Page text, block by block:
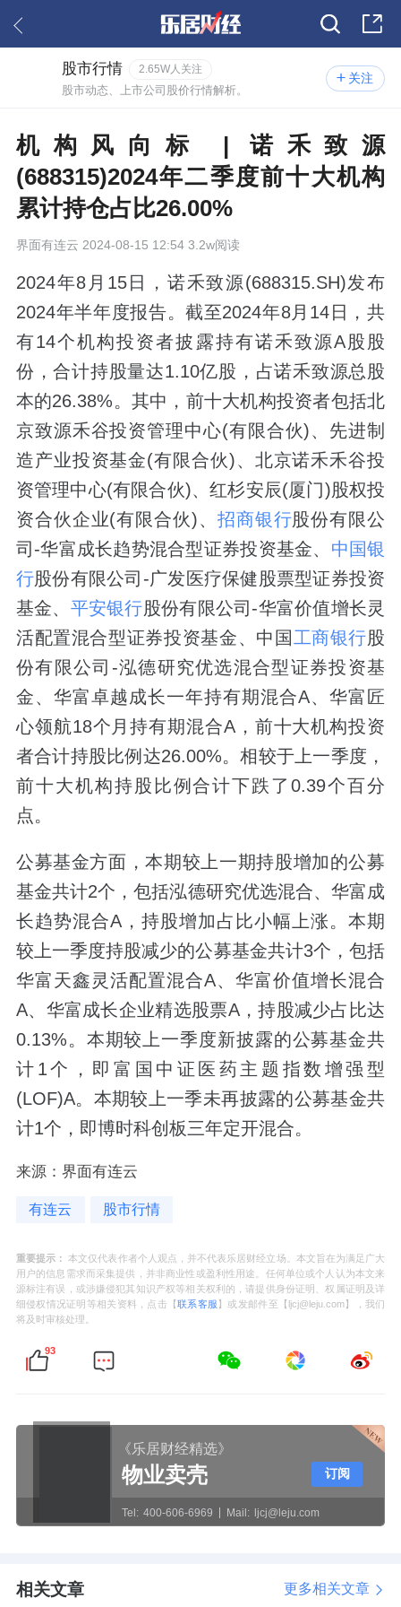
关注
股市行情 2.65W人关注
股市动态、上市公司股价行情解析。
机构风向标 | 诺禾致源
(688315)2024年二季度前十大机构
累计持仓占比26.00%
界面有连云 2024-08-15 12:54 3.2w阅读
2024年8月15日，诺禾致源(688315.SH)发布
2024年半年度报告。截至2024年8月14日，共
有14个机构投资者披露持有诺禾致源A股股
份，合计持股量达1.10亿股，占诺禾致源总股
本的26.38%。其中，前十大机构投资者包括北
京致源禾谷投资管理中心(有限合伙)、先进制
造产业投资基金(有限合伙)、北京诺禾禾谷投
资管理中心(有限合伙)、红杉安辰(厦门)股权投
资合伙企业(有限合伙)、 招商银行股份有限公
司-华富成长趋势混合型证券投资基金、 中国银
行股份有限公司-广发医疗保健股票型证券投资
基金、 平安银行股份有限公司-华富价值增长灵
活配置混合型证券投资基金、中国 工商银行股
份有限公司-泓德研究优选混合型证券投资基
金、华富卓越成长一年持有期混合A、华富匠
心领航18个月持有期混合A，前十大机构投资
者合计持股比例达26.00%。相较于上一季度，
前十大机构持股比例合计下跌了0.39个百分
点。
公募基金方面，本期较上一期持股增加的公募
基金共计2个，包括泓德研究优选混合、华富成
长趋势混合A，持股增加占比小幅上涨。本期
较上一季度持股减少的公募基金共计3个，包括
华富天鑫灵活配置混合A、华富价值增长混合
A、华富成长企业精选股票A，持股减少占比达
0.13%。本期较上一季度新披露的公募基金共
计1个，即富国中证医药主题指数增强型
(LOF)A。本期较上一季未再披露的公募基金共
计1个，即博时科创板三年定开混合。
来源：界面有连云
有连云 股市行情
重要提示： 本文仅代表作者个人观点，并不代表乐居财经立场。本文旨在为满足广大
用户的信息需求而采集提供，并非商业性或盈利性用途。任何单位或个人认为本文来
源标注有误，或涉嫌侵犯其知识产权等相关权利的，请提供身份证明、权属证明及详
细侵权情况证明等相关资料，点击【联系客服 】或发邮件至【ljcj@leju.com】，我们
将及时审核处理。
93
《乐居财经精选》
物业卖壳
Tel: 400-606-6969 Mail: ljcj@leju.com
订阅
相关文章 更多相关文章